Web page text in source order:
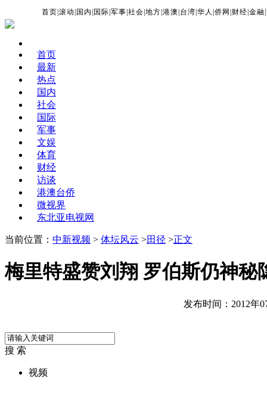
首页 |滚动 国内 国际 |军事 |社会 |地方 |港澳 台湾 |华人 |侨网 财经 |金融 |
首页
最新
热点
国内
社会
国际
军事
文娱
体育
财经
访谈
港澳台侨
微视界
东北亚电视网
当前位置： 中新视频 > 体坛风云 >田径 >正文
梅里特盛赞刘翔 罗伯斯仍神秘
发布时间：2012年
搜 索
视频